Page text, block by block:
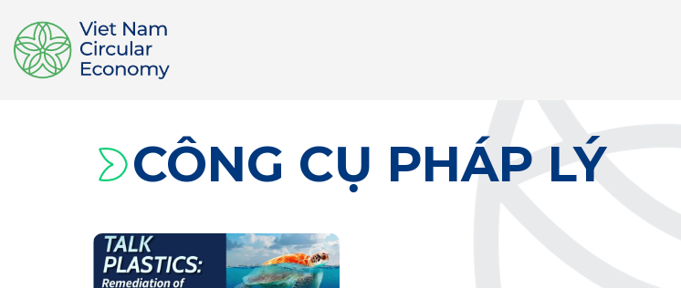
CÔNG CỤ PHÁP LÝ